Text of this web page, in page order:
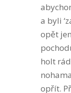
a byli
opět
holt
opřít.